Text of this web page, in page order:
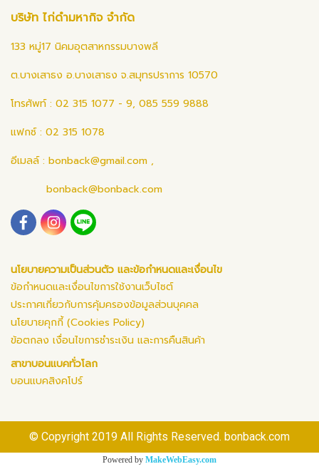
บริษัท ไก่ดำมหากิจ จำกัด
133 หมู่17 นิคมอุตสาหกรรมบางพลี
ต.บางเสาธง อ.บางเสาธง จ.สมุทรปราการ 10570
โทรศัพท์ : 02 315 1077 - 9, 085 559 9888
แฟกซ์ : 02 315 1078
อีเมลล์ : bonback@gmail.com ,
bonback@bonback.com
นโยบายความเป็นส่วนตัว และข้อกำหนดและเงื่อนไข
ข้อกำหนดและเงื่อนไขการใช้งานเว็บไซต์
ประกาศเกี่ยวกับการคุ้มครองข้อมูลส่วนบุคคล
นโยบายคุกกี้ (Cookies Policy)
ข้อตกลง เงื่อนไขการชำระเงิน และการคืนสินค้า
สาขาบอนแบคทั่วโลก
บอนแบคสิงคโปร์
© Copyright 2019 All Rights Reserved. bonback.com
Powered by MakeWebEasy.com